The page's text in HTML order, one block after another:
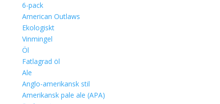
6-pack
American Outlaws
Ekologiskt
Vinmingel
Öl
Fatlagrad öl
Ale
Anglo-amerikansk stil
Amerikansk pale ale (APA)